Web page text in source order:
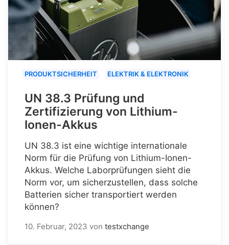
PRODUKTSICHERHEIT ELEKTRIK & ELEKTRONIK
UN 38.3 Prüfung und
Zertifizierung von Lithium-
Ionen-Akkus
UN 38.3 ist eine wichtige internationale
Norm für die Prüfung von Lithium-Ionen-
Akkus. Welche Laborprüfungen sieht die
Norm vor, um sicherzustellen, dass solche
Batterien sicher transportiert werden
können?
10. Februar, 2023 von testxchange